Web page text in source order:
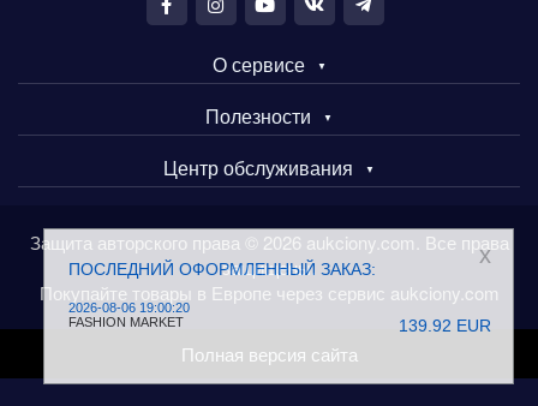
ПОСЛЕДНИЙ ОФОРМЛЕННЫЙ ЗАКАЗ:
139.92 EUR
2026-08-06 19:00:20
FASHION MARKET
x
О сервисе
Полезности
Центр обслуживания
Защита авторского права © 2026 aukciony.com. Все права
защищены.
Покупайте товары в Европе через сервис aukciony.com
Полная версия сайта